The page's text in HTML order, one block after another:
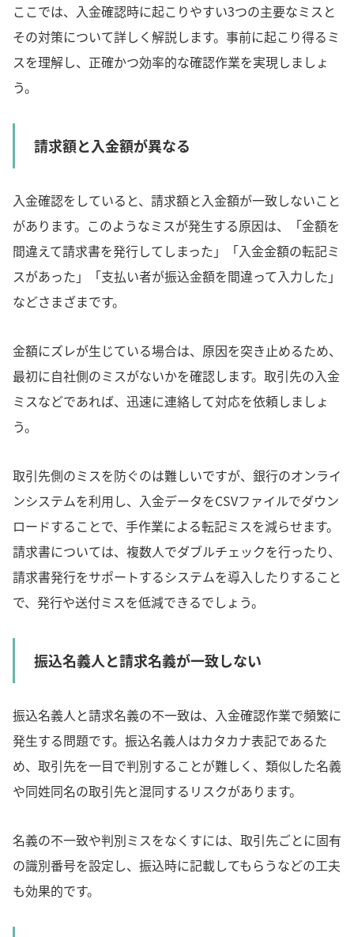
ここでは、入金確認時に起こりやすい3つの主要なミスと
その対策について詳しく解説します。事前に起こり得るミ
スを理解し、正確かつ効率的な確認作業を実現しましょ
う。
請求額と入金額が異なる
入金確認をしていると、請求額と入金額が一致しないこと
があります。このようなミスが発生する原因は、「金額を
間違えて請求書を発行してしまった」「入金金額の転記ミ
スがあった」「支払い者が振込金額を間違って入力した」
などさまざまです。
金額にズレが生じている場合は、原因を突き止めるため、
最初に自社側のミスがないかを確認します。取引先の入金
ミスなどであれば、迅速に連絡して対応を依頼しましょ
う。
取引先側のミスを防ぐのは難しいですが、銀行のオンライ
ンシステムを利用し、入金データをCSVファイルでダウン
ロードすることで、手作業による転記ミスを減らせます。
請求書については、複数人でダブルチェックを行ったり、
請求書発行をサポートするシステムを導入したりすること
で、発行や送付ミスを低減できるでしょう。
振込名義人と請求名義が一致しない
振込名義人と請求名義の不一致は、入金確認作業で頻繁に
発生する問題です。振込名義人はカタカナ表記であるた
め、取引先を一目で判別することが難しく、類似した名義
や同姓同名の取引先と混同するリスクがあります。
名義の不一致や判別ミスをなくすには、取引先ごとに固有
の識別番号を設定し、振込時に記載してもらうなどの工夫
も効果的です。